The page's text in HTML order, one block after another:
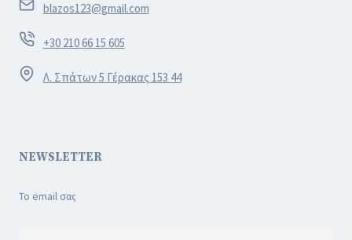
blazos123@gmail.com
+30 210 66 15 605
Λ. Σπάτων 5 Γέρακας 153 44
NEWSLETTER
Το email σας